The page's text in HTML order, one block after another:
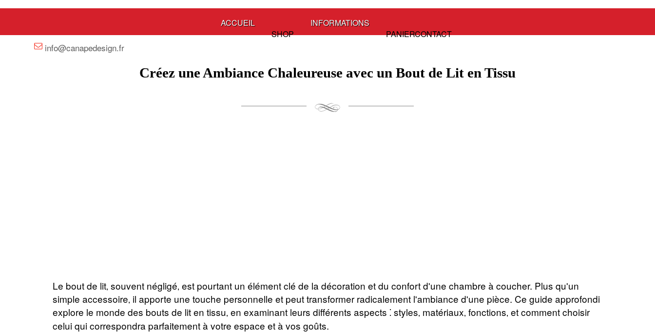
info@canapedesign.fr
ACCUEIL
SHOP
INFORMATIONS
PANIERCONTACT
Créez une Ambiance Chaleureuse avec un Bout de Lit en Tissu
Le bout de lit‚ souvent négligé‚ est pourtant un élément clé de la décoration et du confort d'une chambre à coucher. Plus qu'un
simple accessoire‚ il apporte une touche personnelle et peut transformer radicalement l'ambiance d'une pièce. Ce guide approfondi
explore le monde des bouts de lit en tissu‚ en examinant leurs différents aspects ⁚ styles‚ matériaux‚ fonctions‚ et comment choisir
celui qui correspondra parfaitement à votre espace et à vos goûts.